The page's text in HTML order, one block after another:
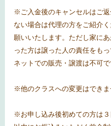
※ご入金後のキャンセルはご
ない場合は代理の方をご紹介
願いいたします。ただし家に
った方は譲った人の責任をも
ネットでの販売・譲渡は不可で
※他のクラスへの変更はできま
※お申し込み後初めての方は